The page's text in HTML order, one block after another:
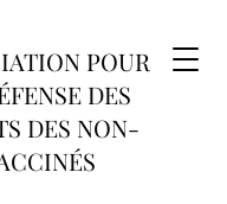
POUR
DES
DES NON-